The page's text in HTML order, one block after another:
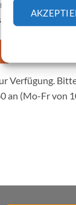
bieten wir
die genaue
Verfügung.
an (Mo-Fr von